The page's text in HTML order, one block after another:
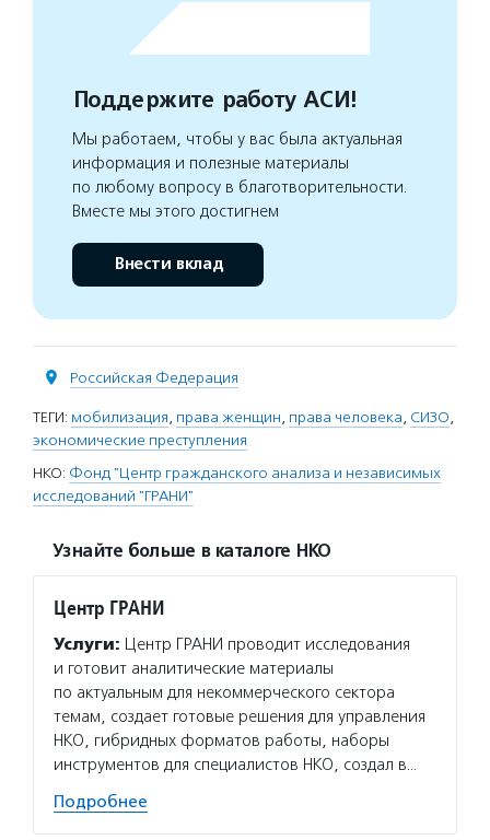
Поддержите работу АСИ!
Мы работаем, чтобы у вас была актуальная
информация и полезные материалы
по любому вопросу в благотворительности.
Вместе мы этого достигнем
Внести вклад
Российская Федерация
ТЕГИ: мобилизация, права женщин, права человека, СИЗО,
экономические преступления
НКО: Фонд "Центр гражданского анализа и независимых
исследований "ГРАНИ"
Узнайте больше в каталоге НКО
Центр ГРАНИ
Услуги: Центр ГРАНИ проводит исследования
и готовит аналитические материалы
по актуальным для некоммерческого сектора
темам, создает готовые решения для управления
НКО, гибридных форматов работы, наборы
инструментов для специалистов НКО, создал в…
Подробнее